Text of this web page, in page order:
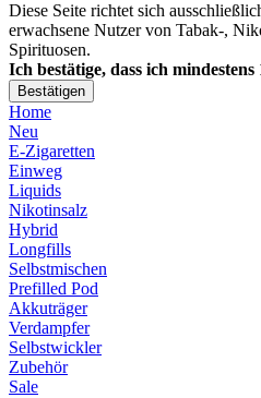
Diese Seite richtet sich
erwachsene Nutzer von Tabak-,
Spirituosen.
Ich bestätige, dass ich
Bestätigen
Home
Neu
E-Zigaretten
Einweg
Liquids
Nikotinsalz
Hybrid
Longfills
Selbstmischen
Prefilled Pod
Akkuträger
Verdampfer
Selbstwickler
Zubehör
Sale